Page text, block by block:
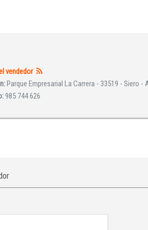
vendedor
Parque Empresarial La Carrera - 33519 - Siero -
985 744 626